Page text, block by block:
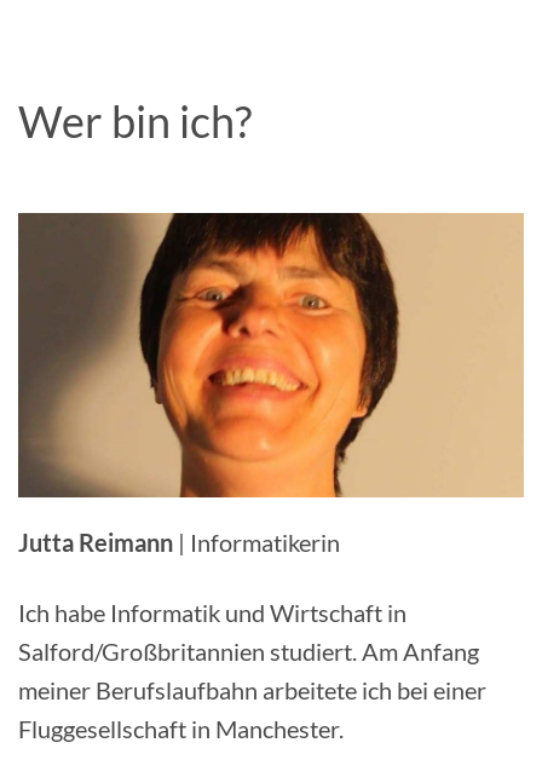
Wer bin ich?
Jutta Reimann | Informatikerin
Ich habe Informatik und Wirtschaft in
Salford/Großbritannien studiert. Am Anfang
meiner Berufslaufbahn arbeitete ich bei einer
Fluggesellschaft in Manchester.